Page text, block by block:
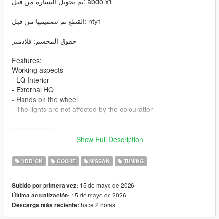
القطع تم تصميمها من قبل: nty1
حقوق المجسم: فلادمير
Features:
Working aspects
- LQ Interior
- External HQ
- Hands on the wheel
- The lights are not affected by the colouration
Installation addon
structure as Grand Theft Auto V/mods/update/x64/dlcpacks.
2-Edit dlclist.xml (Grand Theft Auto
V/mods/update/update.rpf/common/data/dlclist.xml) and add a
Show Full Description
ADD-ON COCHE NISSAN TUNING
Subido por primera vez: 15 de mayo de 2026
Última actualización: 15 de mayo de 2026
Descarga más reciente: hace 2 horas